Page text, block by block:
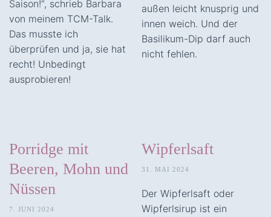
Saison!“, schrieb Barbara
von meinem TCM-Talk.
Das musste ich
überprüfen und ja, sie hat
recht! Unbedingt
ausprobieren!
außen leicht knusprig und
innen weich. Und der
Basilikum-Dip darf auch
nicht fehlen.
Porridge mit
Beeren, Mohn und
Nüssen
7. JUNI 2024
Wipferlsaft
31. MAI 2024
Der Wipferlsaft oder
Wipferlsirup ist ein